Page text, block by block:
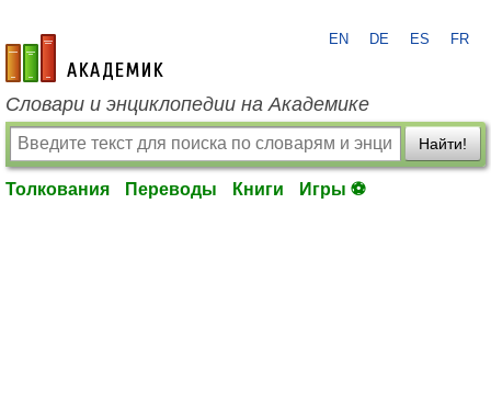
academic.ru
EN DE ES FR
Словари и энциклопедии на Академике
Найти!
Толкования Переводы Книги Игры ⚽